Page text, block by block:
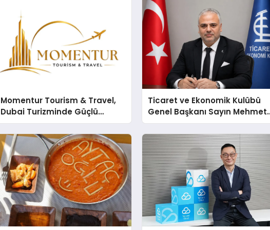
Momentur Tourism & Travel,
Dubai Turizminde Güçlü
Operasyon Ağıyla Fark
Yaratıyor
Ticaret ve Ekonomik Kulübü
Genel Başkanı Sayın Mehmet
Ulutaş, ekonomiye dair
açıklamada şunları kaydetti: